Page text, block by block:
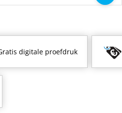
digitale proefdruk